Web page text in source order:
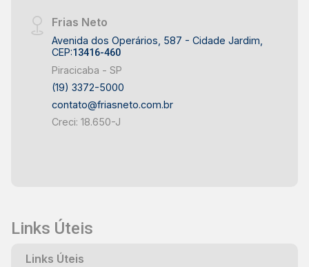
Frias Neto
Avenida dos Operários, 587 - Cidade Jardim,
CEP:13416-460
Piracicaba - SP
(19) 3372-5000
contato@friasneto.com.br
Creci: 18.650-J
Links Úteis
Links Úteis